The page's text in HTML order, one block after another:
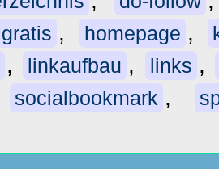
gratis , homepage ,
, linkaufbau , links ,
socialbookmark ,